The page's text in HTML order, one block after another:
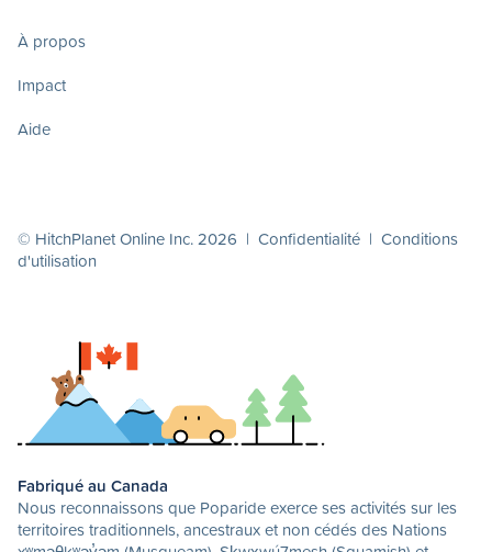
À propos
Impact
Aide
© HitchPlanet Online Inc. 2026 | Confidentialité | Conditions
d'utilisation
Fabriqué au Canada
Nous reconnaissons que Poparide exerce ses activités sur les
territoires traditionnels, ancestraux et non cédés des Nations